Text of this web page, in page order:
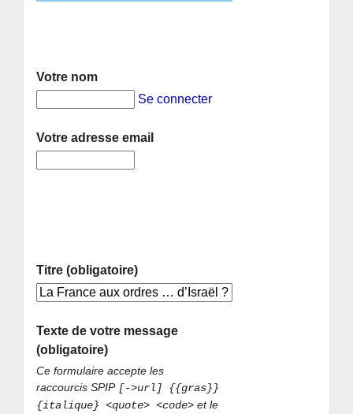
Votre nom
Se connecter
Votre adresse email
Titre (obligatoire)
Texte de votre message
(obligatoire)
Ce formulaire accepte les
raccourcis SPIP [->url] {{gras}}
{italique} <quote> <code> et le